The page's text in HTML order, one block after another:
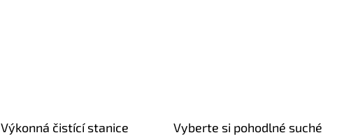
Výkonná čistící stanice
Vyberte si pohodlné suché